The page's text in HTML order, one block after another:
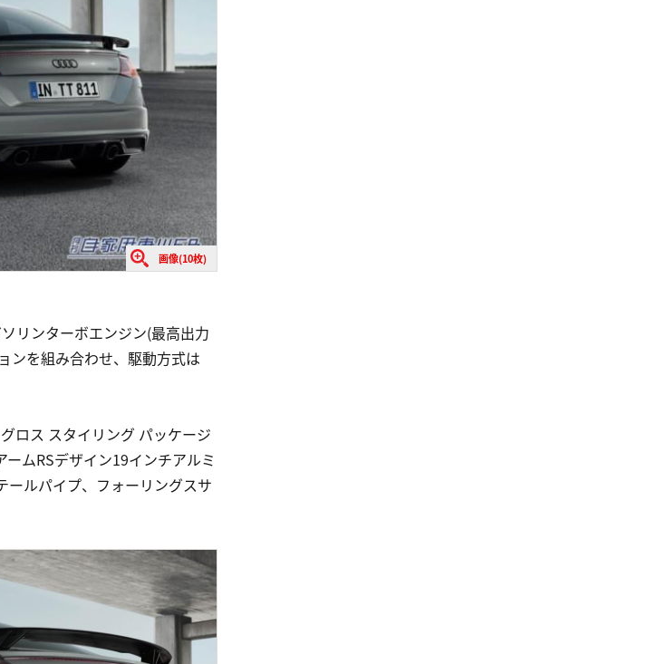
画像(10枚)
リンターボエンジン(最高出力
ンを組み合わせ、駆動方式は
ロス スタイリング パッケージ
ムRSデザイン19インチアルミ
ールパイプ、フォーリングスサ